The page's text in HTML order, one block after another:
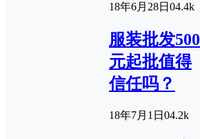
18年6月28日 04.4k
服装批发500
元起批值得
信任吗？
18年7月1日 04.2k